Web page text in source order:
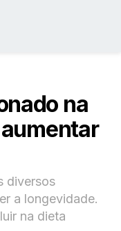
na
diversos
a longevidade.
na dieta